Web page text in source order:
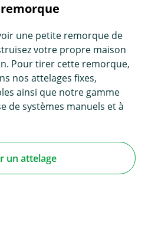
une petite remorque de
votre propre maison
Pour tirer cette remorque,
nos attelages fixes,
ainsi que notre gamme
de systèmes manuels et à
un attelage